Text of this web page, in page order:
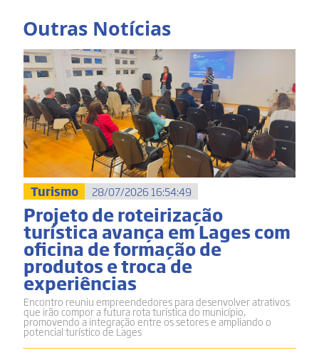
Outras Notícias
Turismo 28/07/2026 16:54:49
Projeto de roteirização
turística avança em Lages com
oficina de formação de
produtos e troca de
experiências
Encontro reuniu empreendedores para desenvolver atrativos
que irão compor a futura rota turística do município,
promovendo a integração entre os setores e ampliando o
potencial turístico de Lages